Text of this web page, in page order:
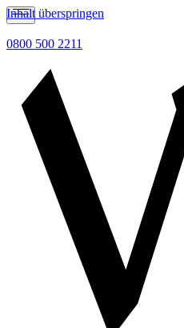
Inhalt überspringen
0800 500 2211